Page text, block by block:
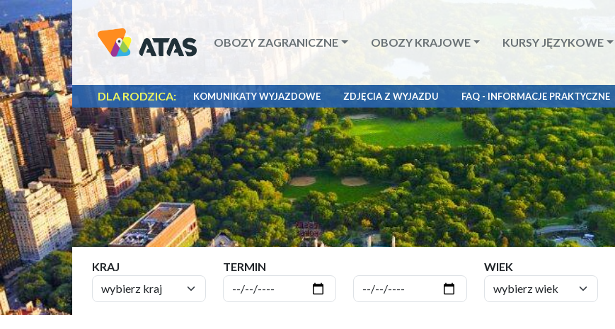
OBOZY ZAGRANICZNE
OBOZY KRAJOWE KURSY JĘZYKOWE
DLA RODZICA: KOMUNIKATY WYJAZDOWE ZDJĘCIA Z WYJAZDU FAQ - INFORMACJE PRAKTYCZNE
KRAJ TERMIN WIEK